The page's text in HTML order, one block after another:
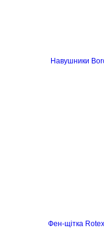
Навушники
Фен-щітка